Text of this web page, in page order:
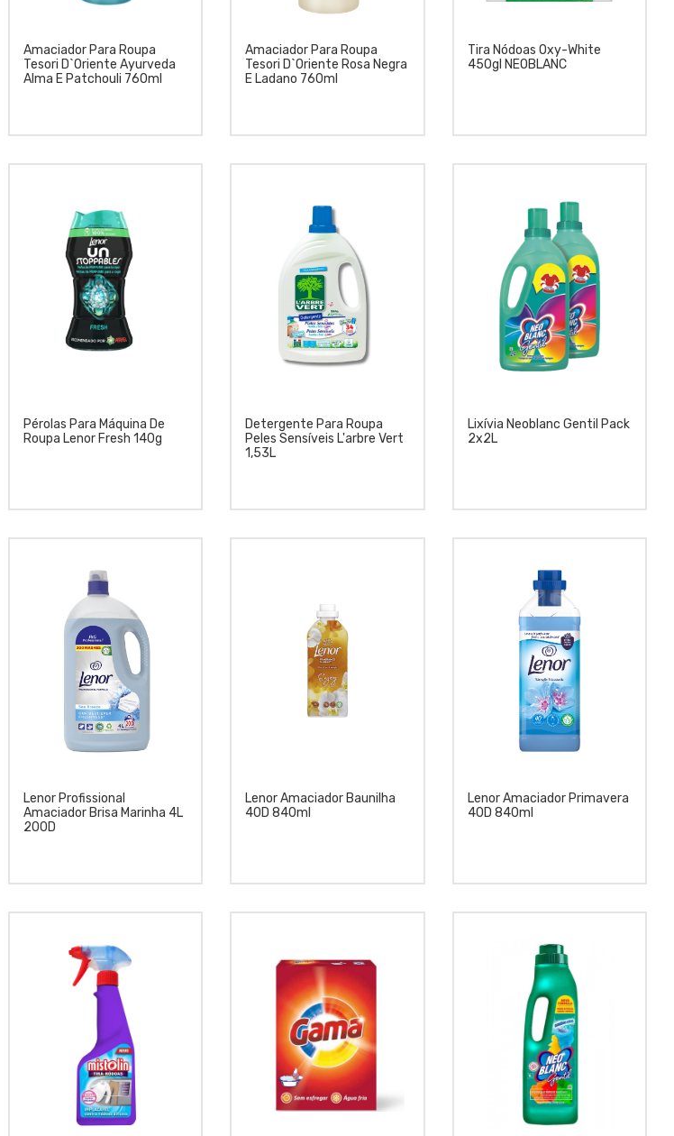
Amaciador Para Roupa
Tesori D`Oriente Ayurveda
Alma E Patchouli 760ml
Amaciador Para Roupa
Tesori D`Oriente Rosa Negra
E Ladano 760ml
Tira Nódoas Oxy-White
450gl NEOBLANC
Pérolas Para Máquina De
Roupa Lenor Fresh 140g
Detergente Para Roupa
Peles Sensíveis L'arbre Vert
1,53L
Lixívia Neoblanc Gentil Pack
2x2L
Lenor Profissional
Amaciador Brisa Marinha 4L
200D
Lenor Amaciador Baunilha
40D 840ml
Lenor Amaciador Primavera
40D 840ml